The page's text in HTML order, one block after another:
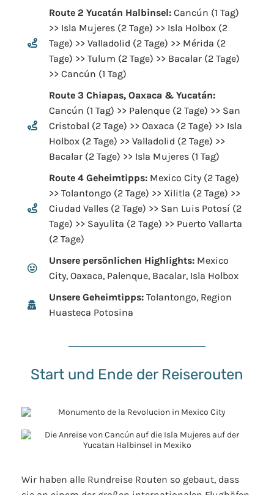
Route 2 Yucatán Halbinsel: Cancún (1 Tag)
>> Isla Mujeres (2 Tage) >> Isla Holbox (2
Tage) >> Valladolid (2 Tage) >> Mérida (2
Tage) >> Tulum (2 Tage) >> Bacalar (2 Tage)
>> Cancún (1 Tag)
Route 3 Chiapas, Oaxaca & Yucatán:
Cancún (1 Tag) >> Palenque (2 Tage) >> San
Cristobal (2 Tage) >> Oaxaca (2 Tage) >> Isla
Holbox (2 Tage) >> Valladolid (2 Tage) >>
Bacalar (2 Tage) >> Isla Mujeres (1 Tag)
Route 4 Geheimtipps: Mexico City (2 Tage)
>> Tolantongo (2 Tage) >> Xilitla (2 Tage) >>
Ciudad Valles (2 Tage) >> San Luis Potosí (2
Tage) >> Sayulita (2 Tage) >> Puerto Vallarta
(2 Tage)
Unsere persönlichen Highlights: Mexico
City, Oaxaca, Palenque, Bacalar, Isla Holbox
Unsere Geheimtipps: Tolantongo, Region
Huasteca Potosina
Start und Ende der Reiserouten
Wir haben alle Rundreise Routen so gebaut, dass